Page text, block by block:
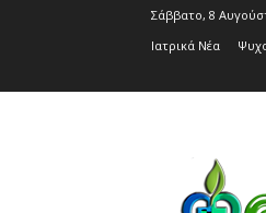
Σάββατο, 8
Ιατρικά Νέα